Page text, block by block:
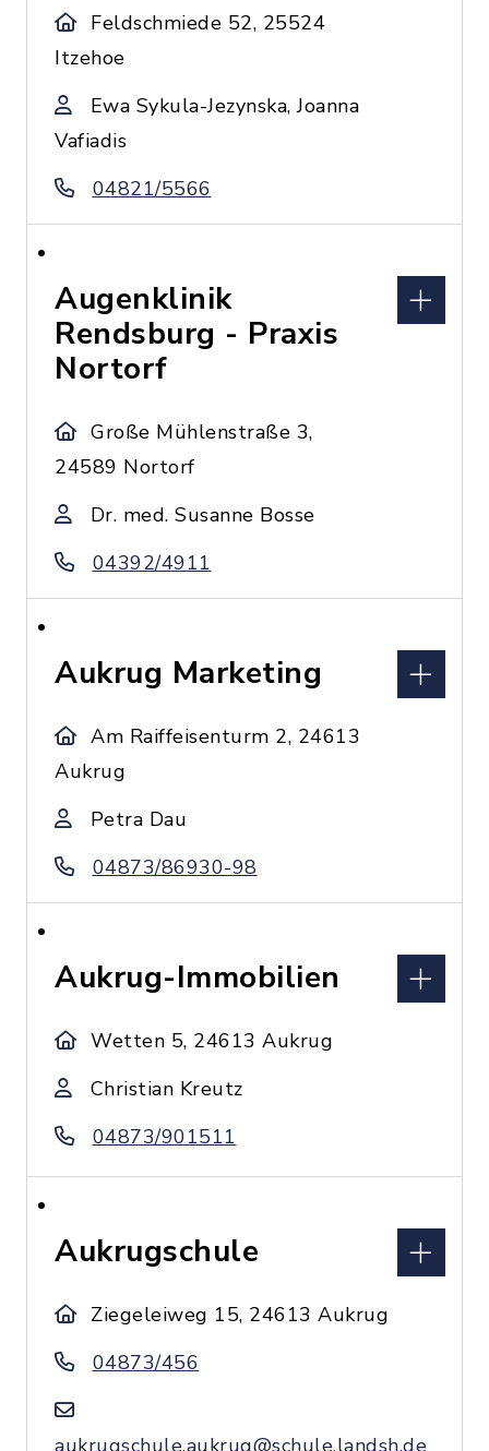
Feldschmiede 52, 25524
Itzehoe
Ewa Sykula-Jezynska, Joanna
Vafiadis
04821/5566
Augenklinik
Rendsburg - Praxis
Nortorf
Große Mühlenstraße 3,
24589 Nortorf
Dr. med. Susanne Bosse
04392/4911
Aukrug Marketing
Am Raiffeisenturm 2, 24613
Aukrug
Petra Dau
04873/86930-98
Aukrug-Immobilien
Wetten 5, 24613 Aukrug
Christian Kreutz
04873/901511
Aukrugschule
Ziegeleiweg 15, 24613 Aukrug
04873/456
aukrugschule.aukrug@schule.landsh.de